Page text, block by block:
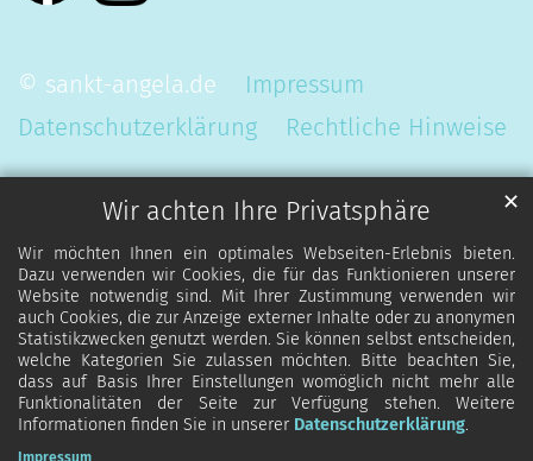
Wir achten Ihre Privatsphäre
Wir möchten Ihnen ein optimales Webseiten-Erlebnis bieten.
Dazu verwenden wir Cookies, die für das Funktionieren unserer
Website notwendig sind. Mit Ihrer Zustimmung verwenden wir
auch Cookies, die zur Anzeige externer Inhalte oder zu anonymen
Statistikzwecken genutzt werden. Sie können selbst entscheiden,
welche Kategorien Sie zulassen möchten. Bitte beachten Sie,
dass auf Basis Ihrer Einstellungen womöglich nicht mehr alle
Funktionalitäten der Seite zur Verfügung stehen. Weitere
Informationen finden Sie in unserer Datenschutzerklärung.
✕
© sankt-angela.de
Impressum
Datenschutzerklärung
Rechtliche Hinweise